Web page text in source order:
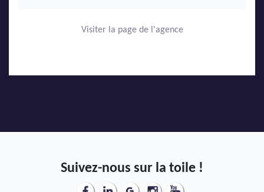
Visiter la page de l'agence
Suivez-nous sur la toile !